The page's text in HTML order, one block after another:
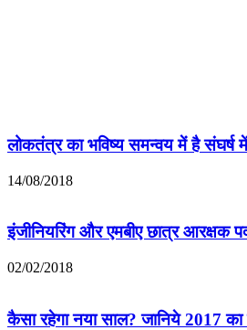
लोकतंत्र का भविष्य समन्वय में है संघर्ष
14/08/2018
इंजीनियरिंग और एमबीए छात्र आरक्षक
02/02/2018
कैसा रहेगा नया साल? जानिये 2017 का